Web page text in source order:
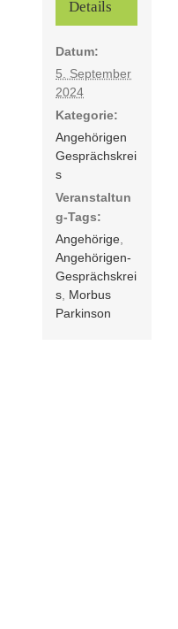
Details
Datum:
5. September
2024
Kategorie:
Angehörigen
Gesprächskrei
s
Veranstaltun
g-Tags:
Angehörige
Angehörigen-
Gesprächskrei
s Morbus
Parkinson